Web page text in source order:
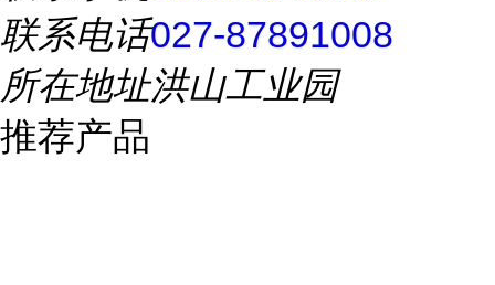
联系电话027-87891008
所在地址洪山工业园
推荐产品